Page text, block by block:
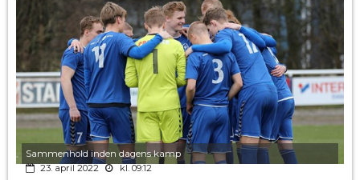
Sammenhold inden dagens kamp
23. april 2022
kl. 09:12